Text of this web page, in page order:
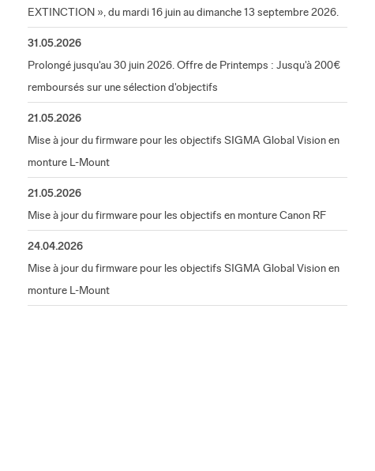
EXTINCTION », du mardi 16 juin au dimanche 13 septembre 2026.
31.05.2026
Prolongé jusqu'au 30 juin 2026. Offre de Printemps : Jusqu'à 200€
remboursés sur une sélection d'objectifs
21.05.2026
Mise à jour du firmware pour les objectifs SIGMA Global Vision en
monture L-Mount
21.05.2026
Mise à jour du firmware pour les objectifs en monture Canon RF
24.04.2026
Mise à jour du firmware pour les objectifs SIGMA Global Vision en
monture L-Mount